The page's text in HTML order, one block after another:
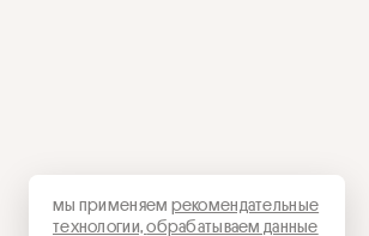
мы применяем рекомендательные
технологии,обрабатываем данные